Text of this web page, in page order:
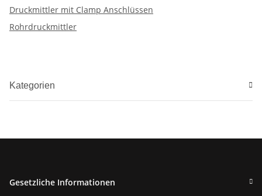
Druckmittler mit Clamp Anschlüssen
Rohrdruckmittler
Kategorien
Gesetzliche Informationen